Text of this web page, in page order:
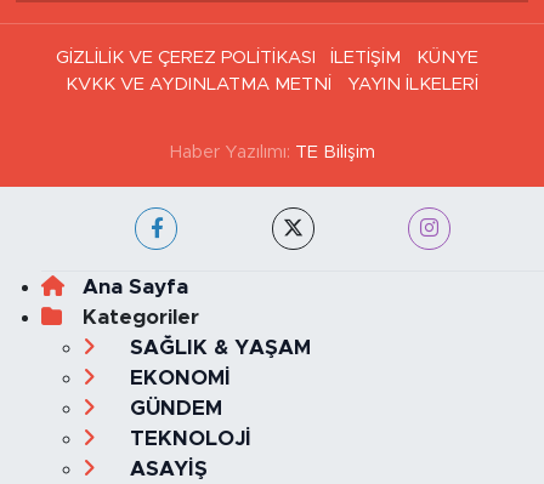
GİZLİLİK VE ÇEREZ POLİTİKASI İLETİŞİM
KÜNYE
KVKK VE AYDINLATMA METNİ
YAYIN İLKELERİ
Haber Yazılımı: TE Bilişim
Ana Sayfa
Kategoriler
SAĞLIK & YAŞAM
EKONOMİ
GÜNDEM
TEKNOLOJİ
ASAYİŞ